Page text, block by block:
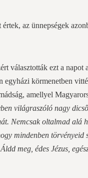
az ünnepségek
választották ezt a
körmenetben
amellyel
világraszóló nagy
Nemcsak oltalmad alá
mindenben
meg, édes Jézus,